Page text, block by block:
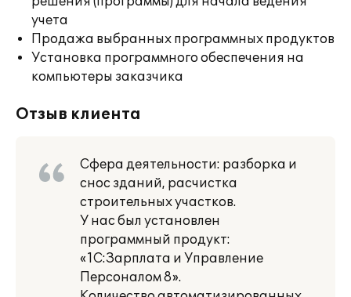
учета
Продажа выбранных программных продуктов
Установка программного обеспечения на
компьютеры заказчика
Отзыв клиента
Сфера деятельности: разборка и
снос зданий, расчистка
строительных участков.
У нас был установлен
программный продукт:
«1С:Зарплата и Управление
Персоналом 8».